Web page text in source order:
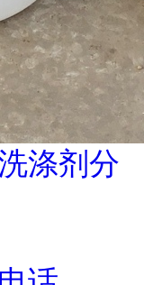
涤剂分